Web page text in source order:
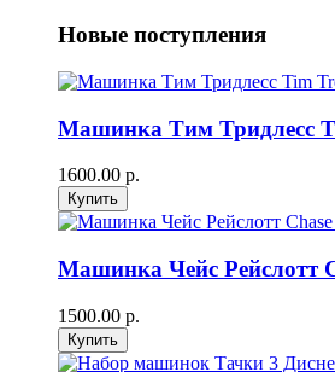
Новые поступления
Машинка Тим Тридлесс
1600.00 р.
Машинка Чейс Рейслотт
1500.00 р.